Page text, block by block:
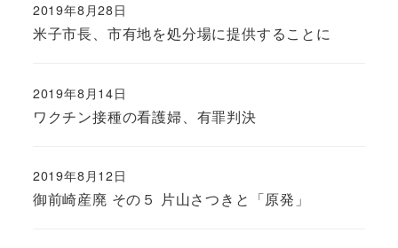
米子市長、市有地を処分場に提供することに
2019年8月28日
ワクチン接種の看護婦、有罪判決
2019年8月14日
御前崎産廃 その５ 片山さつきと「原発」
2019年8月12日